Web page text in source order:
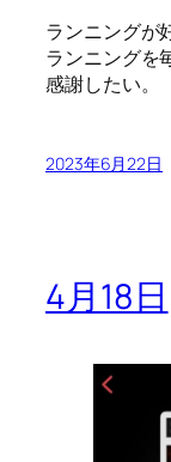
ランニングが
ランニングを
感謝したい。
2023年6月22日
4月18日